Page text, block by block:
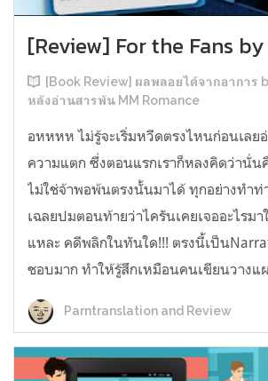
[Review] For the Fans
[Book Review] ผลพลอยได้จากอาการ
หลังอ่านสารพัน MM Romance
อหหหห ไม่รู้จะเริ่มหวีดตรงไหนก่อนเลย
ความแตก ซึ่งตอนแรกเราก็หลงคิดว่านั่
ไม่ใช่จ้าพอพ้นตรงนั้นมาได้ ทุกอย่างทำท่
เฉลยปมตอนท้ายว่าไครันเคยเจออะไรม
แหละ คดีพลิกในทันใด!!! ตรงนี้เป็น
ชอบมาก ทำให้รู้สึกเหมือนคนเขียนวางแ
Parntranslation and Review